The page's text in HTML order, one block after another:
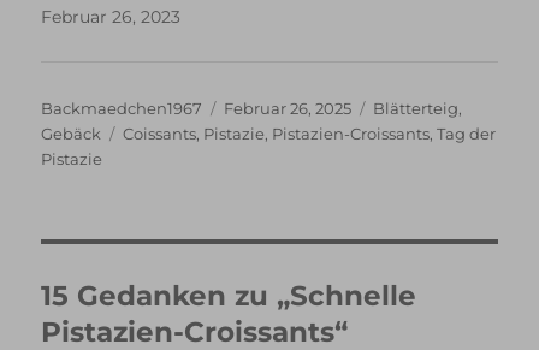
Februar 26, 2023
Autor
Backmaedchen1967
Veröffentlicht
am
Februar 26, 2025 Kategorien
Blätterteig,
Gebäck
Schlagwörter
Coissants, Pistazie, Pistazien-Croissants,Tag der
Pistazie
15 Gedanken zu „Schnelle
Pistazien-Croissants“